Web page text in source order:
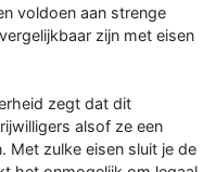
voldoen aan strenge
zijn met eisen
zegt dat dit
alsof ze een
Met zulke eisen sluit je de